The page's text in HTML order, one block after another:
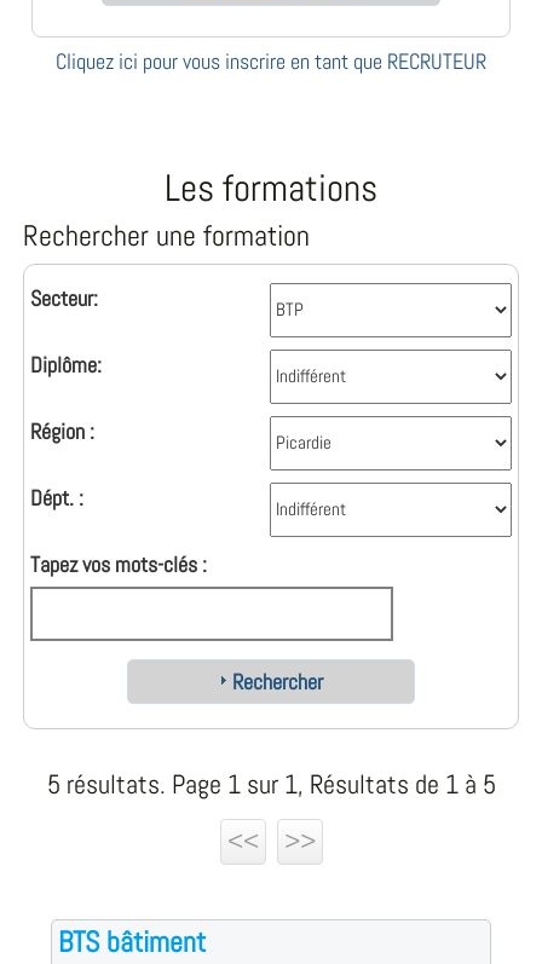
Cliquez ici pour vous inscrire en tant que RECRUTEUR
Les formations
Rechercher une formation
Secteur:
Diplôme:
Région :
Dépt. :
Tapez vos mots-clés :
Rechercher
5 résultats. Page 1 sur 1, Résultats de 1 à 5
<<
>>
BTS bâtiment